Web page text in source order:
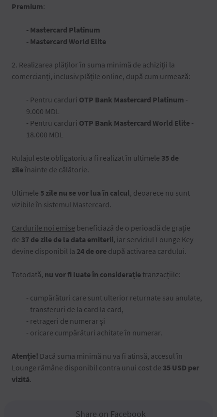
Premium:
- Mastercard Platinum
- Mastercard World Elite
2. Realizarea plăților în suma minimă de achiziții la
comercianți, inclusiv plățile online, după cum urmează:
- Pentru carduri OTP Bank Mastercard Platinum -
9.000 MDL
- Pentru carduri OTP Bank Mastercard World Elite -
18.000 MDL
Rulajul este obligatoriu a fi realizat în ultimele 35 de
zileînainte de călătorie.
Ultimele 5 zile nu se vor lua în calcul, deoarece nu sunt
vizibile în sistemul Mastercard.
Cardurile noi emise beneficiază de o perioadă de grație
de 37 de zile de la data emiterii, iar serviciul Lounge Key
devine disponibil la 24 de ore după activarea cardului.
Totodată, nu vor fi luate în considerație tranzacțiile:
- cumpărături care sunt ulterior returnate sau anulate,
- transferuri de la card la card,
- retrageri de numerar și
- oricare cumpărături achitate în numerar.
Atenție! Dacă suma minimă nu va fi atinsă, accesul în
Lounge rămâne disponibil contra unui cost de 35 USD per
vizită.
Share on Facebook